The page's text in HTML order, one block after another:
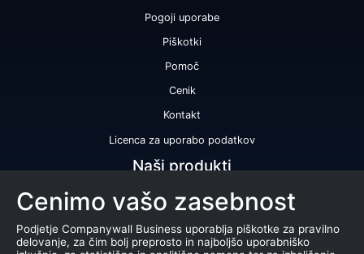
Pogoji uporabe
Piškotki
Pomoč
Cenik
Kontakt
Licenca za uporabo podatkov
Naši produkti
Bonitetna ocena
Bonitetno poročilo
Certifikat bonitetne odličnosti
Cenimo vašo zasebnost
Podjetje Companywall Business uporablja piškotke za pravilno
delovanje, za čim bolj preprosto in najboljšo uporabniško